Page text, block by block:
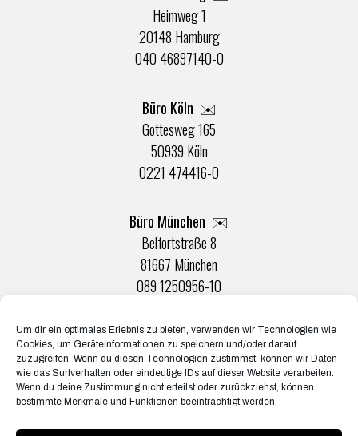
Um dir ein optimales Erlebnis zu bieten, verwenden wir Technologien wie
Cookies, um Geräteinformationen zu speichern und/oder darauf
zuzugreifen. Wenn du diesen Technologien zustimmst, können wir Daten
wie das Surfverhalten oder eindeutige IDs auf dieser Website verarbeiten.
Wenn du deine Zustimmung nicht erteilst oder zurückziehst, können
bestimmte Merkmale und Funktionen beeinträchtigt werden.
Heimweg 1
20148 Hamburg
040 46897140-0
Büro Köln ✉️
Gottesweg 165
50939 Köln
0221 474416-0
Büro München ✉️
Belfortstraße 8
81667 München
089 1250956-10
Büro Münster ✉️
Rudolf-Von-Langen-Str. 42
48147 Münster
0251 20132-0